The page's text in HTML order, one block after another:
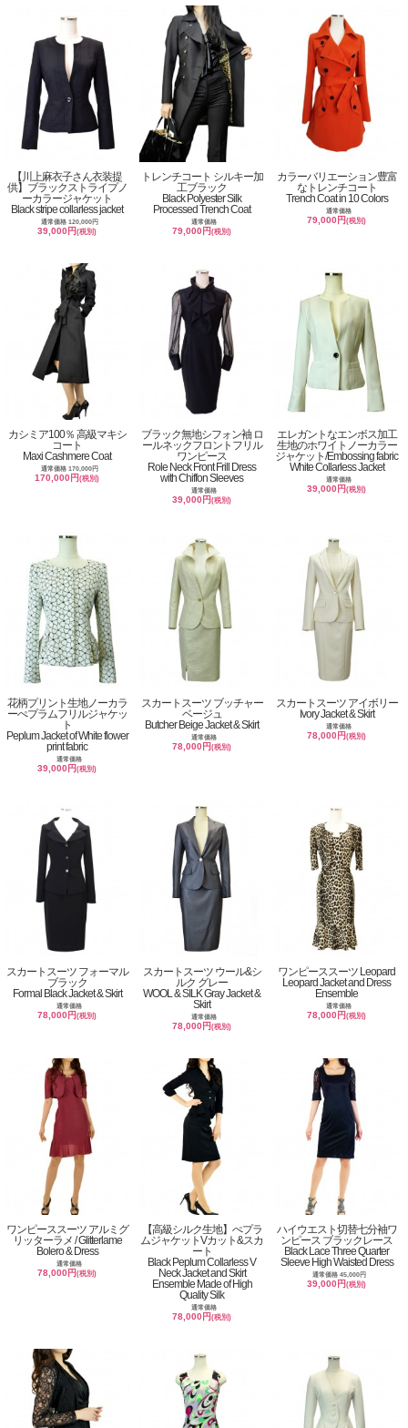
【川上麻衣子さん衣装提
供】ブラックストライプノ
ーカラージャケット
Black stripe collarless jacket
通常価格 120,000円
39,000円(税別)
トレンチコート シルキー加
工ブラック
Black Polyester Silk
Processed Trench Coat
通常価格
79,000円(税別)
カラーバリエーション豊富
なトレンチコート
Trench Coat in 10 Colors
通常価格
79,000円(税別)
カシミア100％ 高級マキシ
コート
Maxi Cashmere Coat
通常価格 170,000円
170,000円(税別)
ブラック無地シフォン袖 ロ
ールネックフロントフリル
ワンピース
Role Neck Front Frill Dress
with Chiffon Sleeves
通常価格
39,000円(税別)
エレガントなエンボス加工
生地のホワイトノーカラー
ジャケット/Embossing fabric
White Collarless Jacket
通常価格
39,000円(税別)
花柄プリント生地ノーカラ
ーぺプラムフリルジャケッ
ト
Peplum Jacket of White flower
print fabric
通常価格
39,000円(税別)
スカートスーツ ブッチャー
ベージュ
Butcher Beige Jacket & Skirt
通常価格
78,000円(税別)
スカートスーツ アイボリー
Ivory Jacket & Skirt
通常価格
78,000円(税別)
スカートスーツ フォーマル
ブラック
Formal Black Jacket & Skirt
通常価格
78,000円(税別)
スカートスーツ ウール&シ
ルク グレー
WOOL & SILK Gray Jacket &
Skirt
通常価格
78,000円(税別)
ワンピーススーツ Leopard
Leopard Jacket and Dress
Ensemble
通常価格
78,000円(税別)
ワンピーススーツ アルミグ
リッターラメ / Glitterlame
Bolero & Dress
通常価格
78,000円(税別)
【高級シルク生地】ぺプラ
ムジャケットVカット&スカ
ート
Black Peplum Collarless V
Neck Jacket and Skirt
Ensemble Made of High
Quality Silk
通常価格
78,000円(税別)
ハイウエスト切替七分袖ワ
ンピース ブラックレース
Black Lace Three Quarter
Sleeve High Waisted Dress
通常価格 45,000円
39,000円(税別)